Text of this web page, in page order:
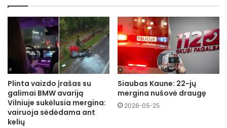
Plinta vaizdo įrašas su
galimai BMW avariją
Vilniuje sukėlusia mergina:
vairuoja sėdėdama ant
kelių
Siaubas Kaune: 22-jų
mergina nušovė draugę
2026-05-25